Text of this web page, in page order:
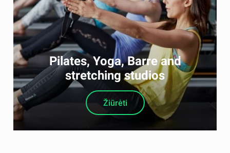
Pilates, Yoga, Barre and
stretching studios
Žiūrėti